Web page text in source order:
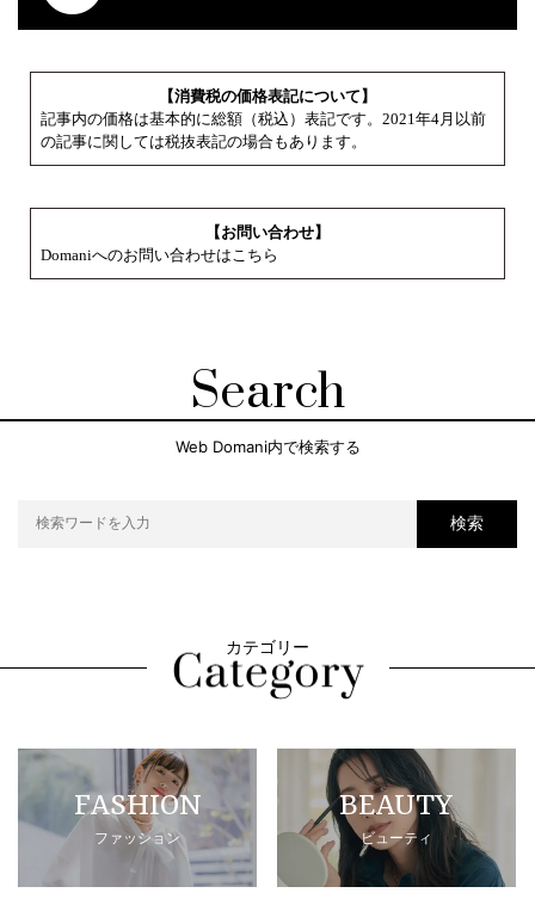
【消費税の価格表記について】
記事内の価格は基本的に総額（税込）表記です。2021年4月以前
の記事に関しては税抜表記の場合もあります。
【お問い合わせ】
Domaniへのお問い合わせはこちら
Search
Web Domani内で検索する
検索
カテゴリー
FASHION
ファッション
BEAUTY
ビューティ